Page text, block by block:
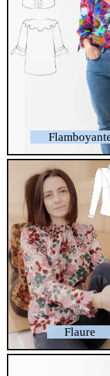
Flaure